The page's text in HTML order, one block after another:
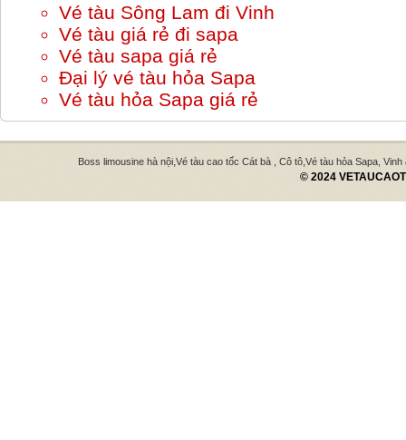
Vé tàu Sông Lam đi Vinh
Vé tàu giá rẻ đi sapa
Vé tàu sapa giá rẻ
Đại lý vé tàu hỏa Sapa
Vé tàu hỏa Sapa giá rẻ
Boss limousine hà nội,Vé tàu cao tốc Cát bà , Cô tô,Vé tàu hỏa Sapa, Vinh
© 2024